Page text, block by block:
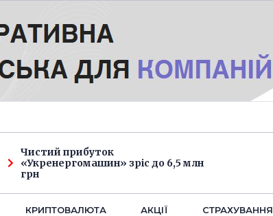
Чистий прибуток
«Укренергомашин» зріс до 6,5 млн
грн
КРИПТОВАЛЮТА АКЦІЇ СТРАХУВАННЯ